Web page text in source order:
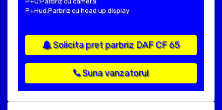
P+Hud:Parbriz cu head up display
Solicita pret parbriz DAF CF 65
Suna vanzatorul